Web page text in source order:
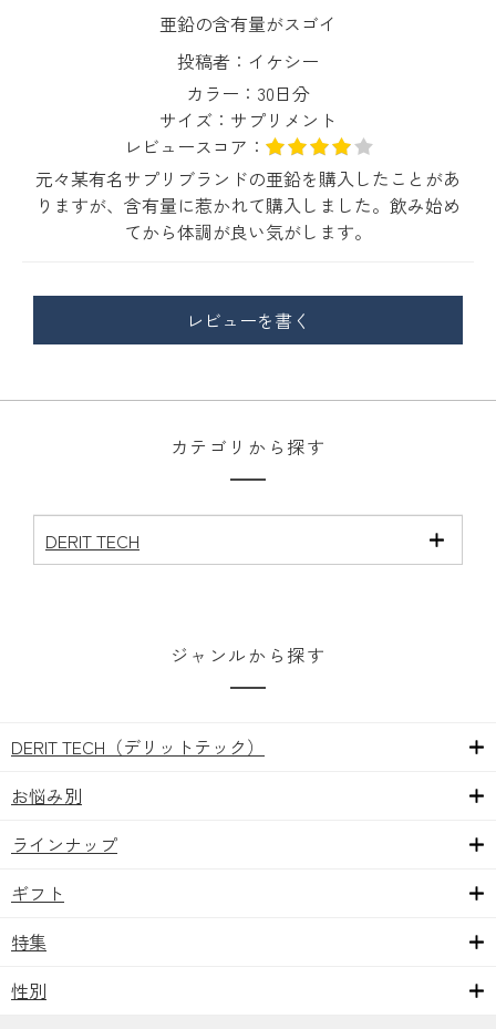
亜鉛の含有量がスゴイ
投稿者： イケシー
カラー： 30日分
サイズ： サプリメント
レビュースコア：
元々某有名サプリブランドの亜鉛を購入したことがあ
りますが、含有量に惹かれて購入しました。飲み始め
てから体調が良い気がします。
レビューを書く
カテゴリから探す
DERIT TECH
ジャンルから探す
DERIT TECH（デリットテック）
お悩み別
ラインナップ
ギフト
特集
性別